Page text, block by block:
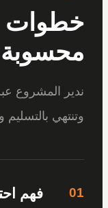
المشروع عبر مراحل
بالتسليم والمتابعة.
فهم